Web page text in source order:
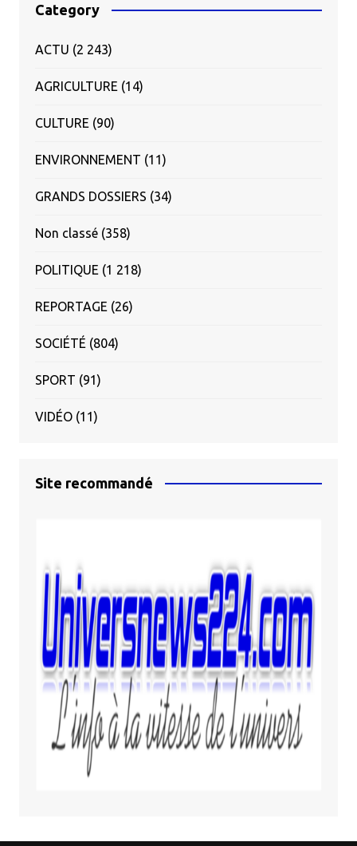
Category
ACTU (2 243)
AGRICULTURE (14)
CULTURE (90)
ENVIRONNEMENT (11)
GRANDS DOSSIERS (34)
Non classé(358)
POLITIQUE (1 218)
REPORTAGE (26)
SOCIÉTÉ (804)
SPORT (91)
VIDÉO(11)
Site recommandé